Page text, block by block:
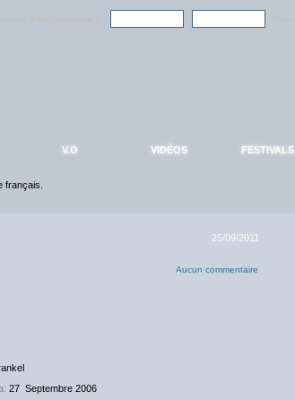
V.O VIDÉOS FESTIVALS
français.
25/09/2011
Aucun commentaire
27 Septembre 2006